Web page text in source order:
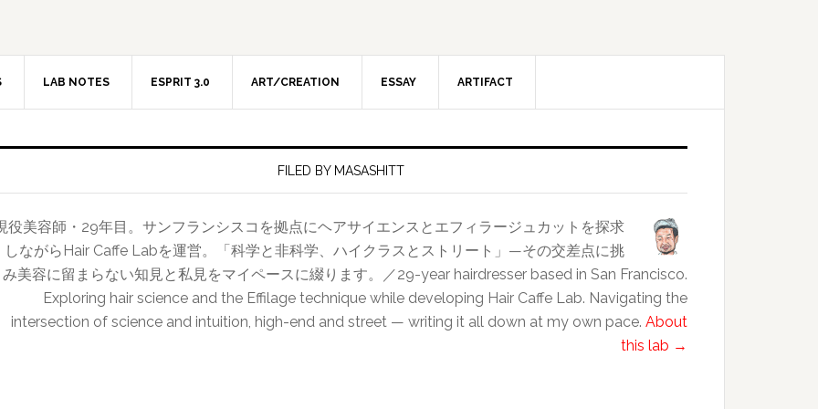
LAB NOTES ESPRIT 3.0 ART/CREATION ESSAY ARTIFACT
FILED BY MASASHITT
役美容師・29年目。サンフランシスコを拠点にヘアサイエンスとエフィラージュカットを探求
しながらHair Caffe Labを運営。「科学と非科学、ハイクラスとストリート」—その交差点に挑
み美容に留まらない知見と私見をマイペースに綴ります。／29-year hairdresser based in San Francisco.
Exploring hair science and the Effilage technique while developing Hair Caffe Lab. Navigating the
intersection of science and intuition, high-end and street — writing it all down at my own pace. About
this lab →